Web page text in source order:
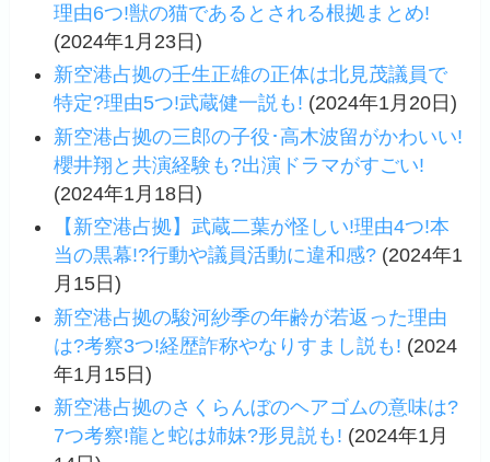
理由6つ!獣の猫であるとされる根拠まとめ!
(2024年1月23日)
新空港占拠の壬生正雄の正体は北見茂議員で
特定?理由5つ!武蔵健一説も! (2024年1月20日)
新空港占拠の三郎の子役･高木波留がかわいい!
櫻井翔と共演経験も?出演ドラマがすごい!
(2024年1月18日)
【新空港占拠】武蔵二葉が怪しい!理由4つ!本
当の黒幕!?行動や議員活動に違和感? (2024年1
月15日)
新空港占拠の駿河紗季の年齢が若返った理由
は?考察3つ!経歴詐称やなりすまし説も! (2024
年1月15日)
新空港占拠のさくらんぼのヘアゴムの意味は?
7つ考察!龍と蛇は姉妹?形見説も! (2024年1月